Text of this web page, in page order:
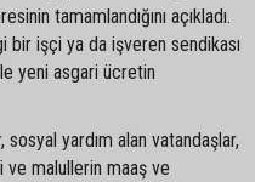
tamamlandığını açıkladı.
bir işçi ya da işveren sendikası
yeni asgari ücretin
yardım alan vatandaşlar,
ve malullerin maaş ve